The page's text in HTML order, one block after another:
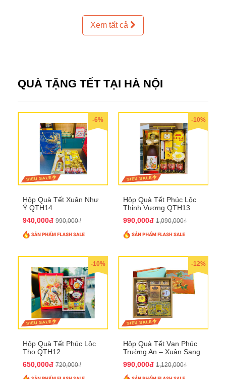
Xem tất cả
QUÀ TẶNG TẾT TẠI HÀ NỘI
-6%
Hộp Quà Tết Xuân Như
Ý QTH14
940,000đ 990,000₫
-10%
Hộp Quà Tết Phúc Lộc
Thịnh Vượng QTH13
990,000đ 1,090,000₫
-10%
Hộp Quà Tết Phúc Lộc
Thọ QTH12
650,000đ 720,000₫
-12%
Hộp Quà Tết Vạn Phúc
Trường An – Xuân Sang
990,000đ 1,120,000₫